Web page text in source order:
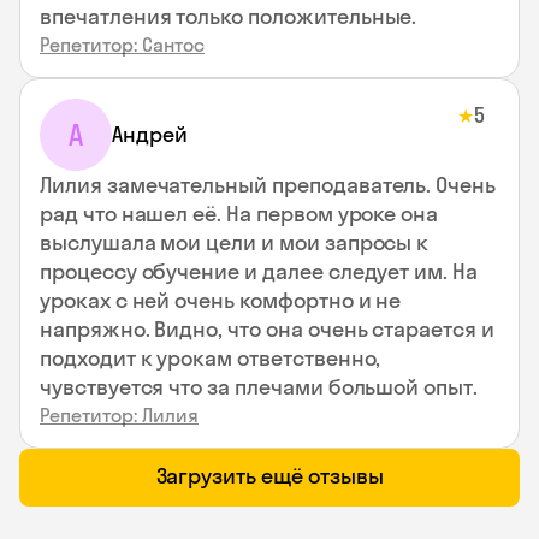
впечатления только положительные.
Репетитор: Сантос
А Андрей
★5
Лилия замечательный преподаватель. Очень
рад что нашел её. На первом уроке она
выслушала мои цели и мои запросы к
процессу обучение и далее следует им. На
уроках с ней очень комфортно и не
напряжно. Видно, что она очень старается и
подходит к урокам ответственно,
чувствуется что за плечами большой опыт.
Репетитор: Лилия
Загрузить ещё отзывы